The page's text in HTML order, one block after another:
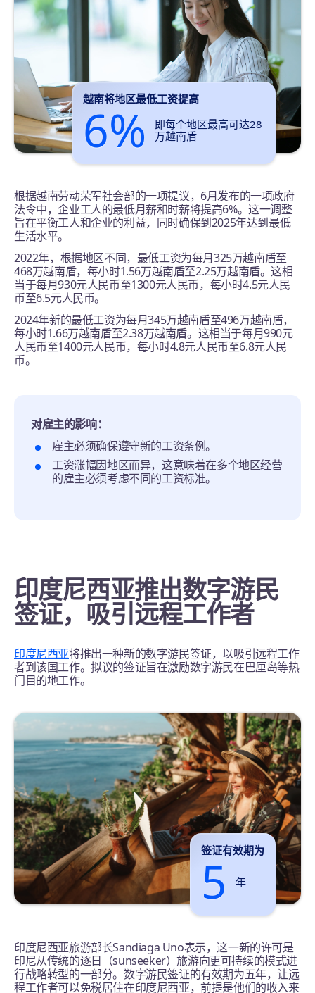
越南将地区最低工资提高
6%
即每个地区最高可达28
万越南盾
根据越南劳动荣军社会部的一项提议，6月发布的一项政府
法令中，企业工人的最低月薪和时薪将提高6%。这一调整
旨在平衡工人和企业的利益，同时确保到2025年达到最低
生活水平。
2022年，根据地区不同，最低工资为每月325万越南盾至
468万越南盾，每小时1.56万越南盾至2.25万越南盾。这相
当于每月930元人民币至1300元人民币，每小时4.5元人民
币至6.5元人民币。
2024年新的最低工资为每月345万越南盾至496万越南盾，
每小时1.66万越南盾至2.38万越南盾。这相当于每月990元
人民币至1400元人民币，每小时4.8元人民币至6.8元人民
币。
对雇主的影响：
雇主必须确保遵守新的工资条例。
工资涨幅因地区而异，这意味着在多个地区经营
的雇主必须考虑不同的工资标准。
印度尼西亚推出数字游民
签证，吸引远程工作者
印度尼西亚将推出一种新的数字游民签证，以吸引远程工作
者到该国工作。拟议的签证旨在激励数字游民在巴厘岛等热
门目的地工作。
签证有效期为
5 年
印度尼西亚旅游部长Sandiaga Uno表示，这一新的许可是
印尼从传统的逐日（sunseeker）旅游向更可持续的模式进
行战略转型的一部分。数字游民签证的有效期为五年，让远
程工作者可以免税居住在印度尼西亚，前提是他们的收入来